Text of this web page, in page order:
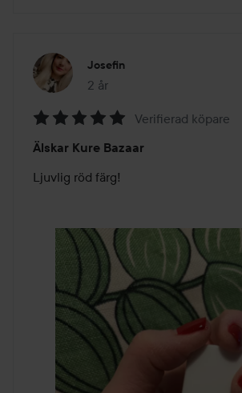
Josefin
2 år
Inlägget skapades 2 år
5
av
Verifierad köpare
Älskar Kure Bazaar
Ljuvlig röd färg!